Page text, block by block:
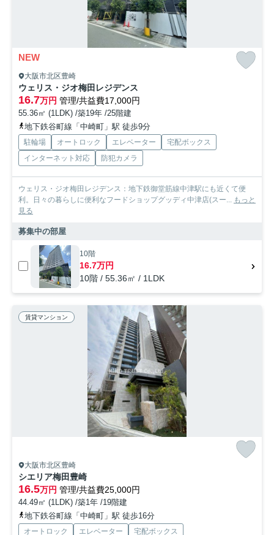
NEW
大阪市北区豊崎
ウェリス・ジオ梅田レジデンス
16.7万円 管理/共益費17,000円
55.36㎡ (1LDK) /築19年 /25階建
地下鉄谷町線「中崎町」駅 徒歩9分
駐輪場 オートロック エレベーター
宅配ボックス
インターネット対応
防犯カメラ
ウェリス・ジオ梅田レジデンス：地下鉄御堂筋線中津駅にも近くて便
利。日々の暮らしに便利なフードショップグッディ中津店(スー...
もっと
見る
募集中の部屋
10階
16.7万円
10階 / 55.36㎡ / 1LDK
賃貸マンション
大阪市北区豊崎
シエリア梅田豊崎
16.5万円 管理/共益費25,000円
44.49㎡ (1LDK) /築1年 /19階建
地下鉄谷町線「中崎町」駅 徒歩16分
オートロック エレベーター
宅配ボックス